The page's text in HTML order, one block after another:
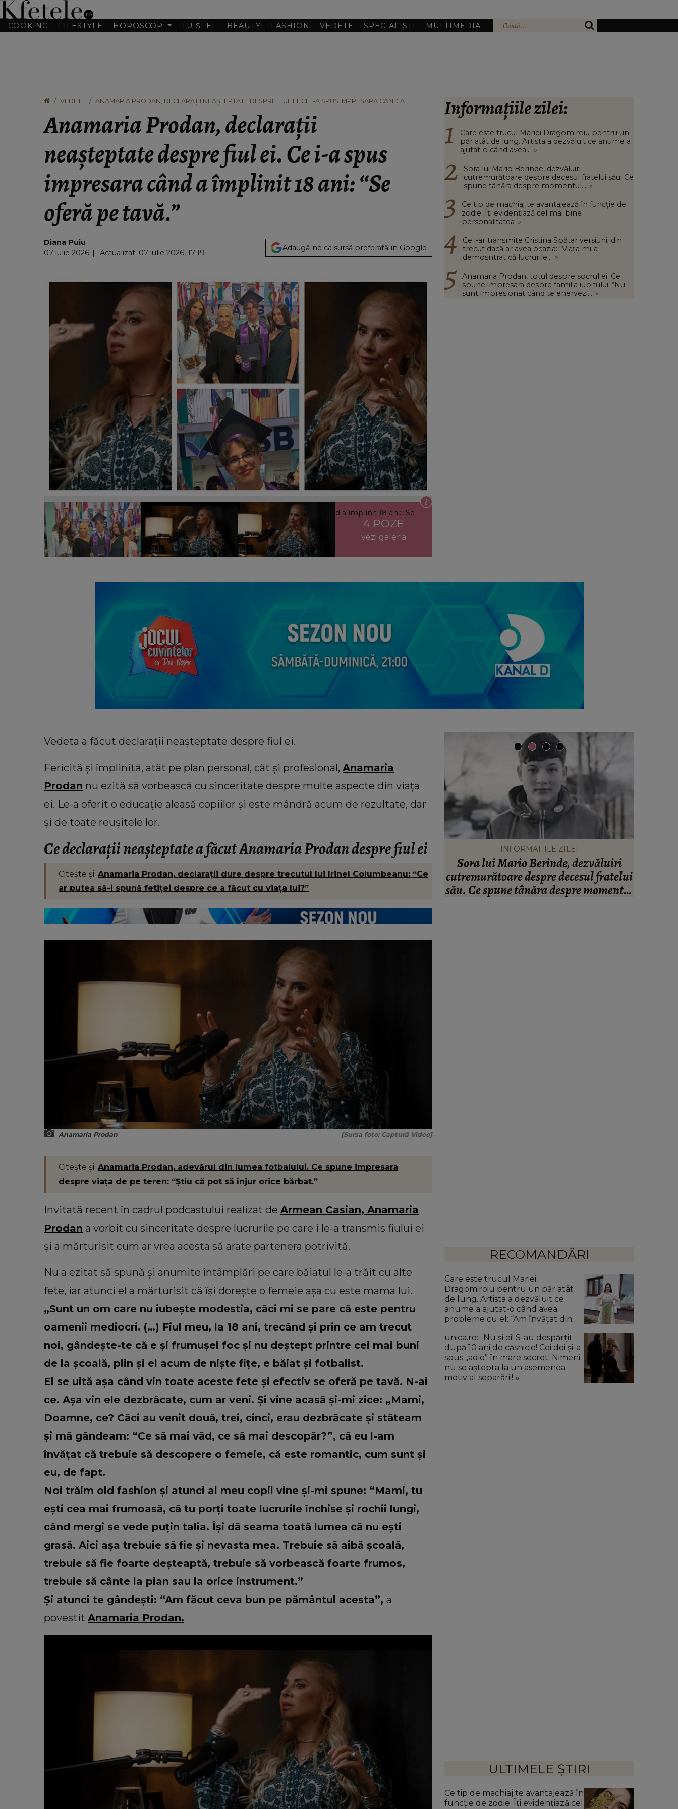
COOKING LIFESTYLE HOROSCOP TU ȘI EL BEAUTY FASHION VEDETE SPECIALISTI MULTIMEDIA
VEDETE
ANAMARIA PRODAN, DECLARAȚII NEAȘTEPTATE DESPRE FIUL EI. CE I-A SPUS IMPRESARA CÂND A
Anamaria Prodan, declarații
neașteptate despre fiul ei. Ce i-a spus
impresara când a împlinit 18 ani: “Se
oferă pe tavă.”
Diana Puiu
07 iulie 2026
Actualizat: 07 iulie 2026, 17:19
Adaugă-ne ca sursă preferată în Google
Anamaria Prodan, declarații neașteptate despre fiul ei. Ce i-a spus impresara când a împlinit 18 ani: “Se
oferă pe tavă.”
4 POZE
vezi galeria
Informațiile zilei:
Care este trucul Mariei Dragomiroiu pentru un
păr atât de lung. Artista a dezvăluit ce anume a
ajutat-o când avea... »
Sora lui Mario Berinde, dezvăluiri
cutremurătoare despre decesul fratelui său. Ce
spune tânăra despre momentul... »
Ce tip de machiaj te avantajează în funcție de
zodie. Îți evidențiază cel mai bine
personalitatea »
Ce i-ar transmite Cristina Spătar versiunii din
trecut dacă ar avea ocazia: “Viața mi-a
demosntrat că lucrurile... »
Anamaria Prodan, totul despre socrul ei. Ce
spune impresara despre familia iubitului: “Nu
sunt impresionat când te enervezi... »
Vedeta a făcut declarații neașteptate despre fiul ei.
Fericită și împlinită, atât pe plan personal, cât și profesional, Anamaria
Prodan nu ezită să vorbească cu sinceritate despre multe aspecte din viața
ei. Le-a oferit o educație aleasă copiilor și este mândră acum de rezultate, dar
și de toate reușitele lor.
Ce declarații neașteptate a făcut Anamaria Prodan despre fiul ei
Citește și: Anamaria Prodan, declarații dure despre trecutul lui Irinel Columbeanu: “Ce
ar putea să-i spună fetiței despre ce a făcut cu viața lui?”
Anamaria Prodan [Sursa foto: Captură Video]
Citește și: Anamaria Prodan, adevărul din lumea fotbalului. Ce spune impresara
despre viața de pe teren: “Știu că pot să înjur orice bărbat.”
Invitată recent în cadrul podcastului realizat de Armean Casian, Anamaria
Prodan a vorbit cu sinceritate despre lucrurile pe care i le-a transmis fiului ei
și a mărturisit cum ar vrea acesta să arate partenera potrivită.
Nu a ezitat să spună și anumite întâmplări pe care băiatul le-a trăit cu alte
fete, iar atunci el a mărturisit că își dorește o femeie așa cu este mama lui.
„Sunt un om care nu iubește modestia, căci mi se pare că este pentru
oamenii mediocri. (…) Fiul meu, la 18 ani, trecând și prin ce am trecut
noi, gândește-te că e și frumușel foc și nu deștept printre cei mai buni
de la școală, plin și el acum de niște fițe, e băiat și fotbalist.
El se uită așa când vin toate aceste fete și efectiv se oferă pe tavă. N-ai
ce. Așa vin ele dezbrăcate, cum ar veni. Și vine acasă și-mi zice: „Mami,
Doamne, ce? Căci au venit două, trei, cinci, erau dezbrăcate și stăteam
și mă gândeam: “Ce să mai văd, ce să mai descopăr?”, că eu l-am
învățat că trebuie să descopere o femeie, că este romantic, cum sunt și
eu, de fapt.
Noi trăim old fashion și atunci al meu copil vine și-mi spune: “Mami, tu
ești cea mai frumoasă, că tu porți toate lucrurile închise și rochii lungi,
când mergi se vede puțin talia. Își dă seama toată lumea că nu ești
grasă. Aici așa trebuie să fie și nevasta mea. Trebuie să aibă școală,
trebuie să fie foarte deșteaptă, trebuie să vorbească foarte frumos,
trebuie să cânte la pian sau la orice instrument.”
Și atunci te gândești: “Am făcut ceva bun pe pământul acesta”, a
povestit Anamaria Prodan.
VEDETE
Ce i-ar transmite Cristina Spătar
versiunii din trecut dacă ar avea
ocazia: “Viața mi-a demosntrat că
lucrurile nu stau așa.”
VEDETE
Care este trucul Mariei Dragomiroiu
pentru un păr atât de lung. Artista a
dezvăluit ce anume a ajutat-o când
avea probleme cu el: “Am învățat din
bătrâni.”
INFORMATIILE ZILEI
Sora lui Mario Berinde, dezvăluiri
cutremurătoare despre decesul fratelui
său. Ce spune tânăra despre momentul
RECOMANDĂRI
Care este trucul Mariei
Dragomiroiu pentru un păr atât
de lung. Artista a dezvăluit ce
anume a ajutat-o când avea
probleme cu el: “Am învățat din
unica.ro
după 10 ani de căsnicie! Cei doi și-a
spus „adio” în mare secret. Nimeni
nu se aștepta la un asemenea
motiv al separării!
ULTIMELE ȘTIRI
Ce tip de machiaj te avantajează în
funcție de zodie. Îți evidențiază cel